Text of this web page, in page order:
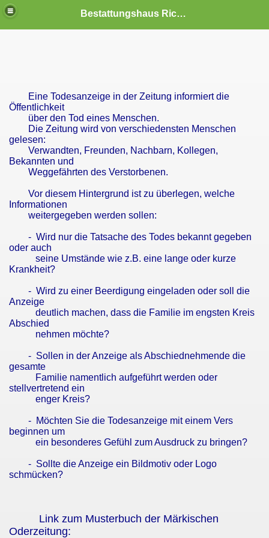
Bestattungshaus Ricardo Matz
Eine Todesanzeige in der Zeitung informiert die
Öffentlichkeit
über den Tod eines Menschen.
Die Zeitung wird von verschiedensten Menschen
gelesen:
Verwandten, Freunden, Nachbarn, Kollegen,
Bekannten und
Weggefährten des Verstorbenen.
Vor diesem Hintergrund ist zu überlegen, welche
Informationen
weitergegeben werden sollen:
- Wird nur die Tatsache des Todes bekannt gegeben
oder auch
seine Umstände wie z.B. eine lange oder kurze
Krankheit?
- Wird zu einer Beerdigung eingeladen oder soll die
Anzeige
deutlich machen, dass die Familie im engsten Kreis
Abschied
nehmen möchte?
- Sollen in der Anzeige als Abschiednehmende die
gesamte
Familie namentlich aufgeführt werden oder
stellvertretend ein
enger Kreis?
- Möchten Sie die Todesanzeige mit einem Vers
beginnen um
ein besonderes Gefühl zum Ausdruck zu bringen?
- Sollte die Anzeige ein Bildmotiv oder Logo
schmücken?
Link zum Musterbuch der Märkischen
Oderzeitung: